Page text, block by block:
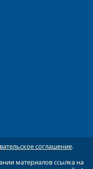
соглашение.
материалов ссылка на